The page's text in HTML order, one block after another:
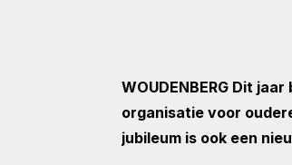
WOUDENBERG Dit
organisatie voor
jubileum is ook een